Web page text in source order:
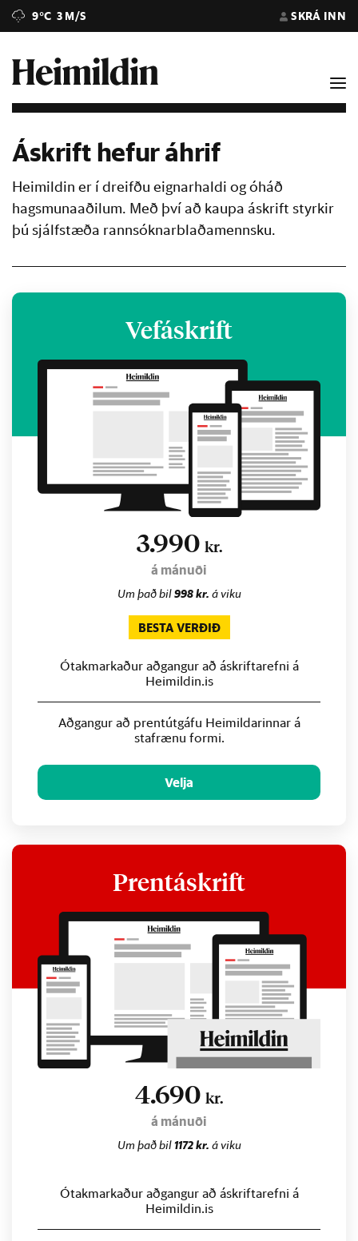
9°C 3 M/S SKRÁ INN
Áskrift hefur áhrif
Heimildin er í dreifðu eignarhaldi og óháð
hagsmunaaðilum. Með því að kaupa áskrift styrkir
þú sjálfstæða rannsóknarblaðamennsku.
Vefáskrift
3.990 kr.
á mánuði
Um það bil998 kr. á viku
BESTA VERÐIÐ
Ótakmarkaður aðgangur að áskriftarefni á
Heimildin.is
Aðgangur að prentútgáfu Heimildarinnar á
stafrænu formi.
Velja
Prentáskrift
4.690 kr.
á mánuði
Um það bil1172 kr. á viku
Ótakmarkaður aðgangur að áskriftarefni á
Heimildin.is